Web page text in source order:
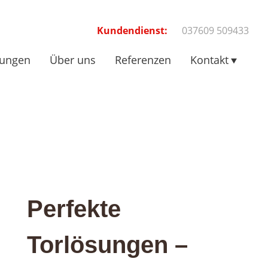
Kundendienst: 037609 509433
Über uns Referenzen Kontakt
Perfekte
Torlösungen –